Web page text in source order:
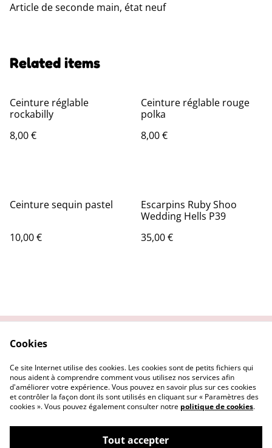
Article de seconde main, état neuf
Related items
Ceinture réglable
rockabilly
8,00 €
Ceinture réglable rouge
polka
8,00 €
Ceinture sequin pastel
10,00 €
Escarpins Ruby Shoo
Wedding Hells P39
35,00 €
Politique de
confidentialité
Politique Cookies
Cookies
Ce site Internet utilise des cookies. Les cookies sont de petits fichiers qui
nous aident à comprendre comment vous utilisez nos services afin
d'améliorer votre expérience. Vous pouvez en savoir plus sur ces cookies
et contrôler la façon dont ils sont utilisés en cliquant sur « Paramètres des
cookies ». Vous pouvez également consulter notre politique de cookies.
Tout accepter